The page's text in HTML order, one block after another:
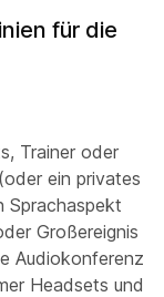
für die
Trainer oder
ein privates
Sprachaspekt
Großereignis
Audiokonferenz
Headsets und